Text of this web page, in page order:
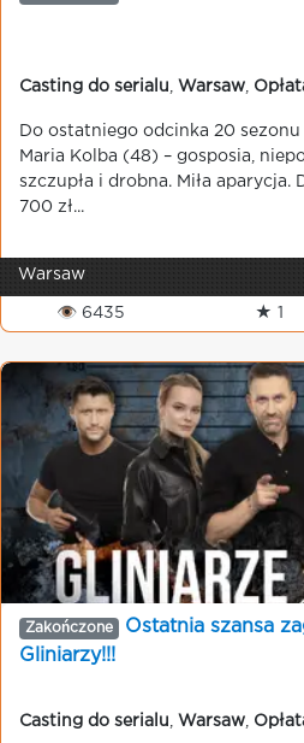
Casting do serialu Warsaw
Do ostatniego odcinka 20 sezonu
Maria Kolba (48) – gosposia,
szczupła i drobna. Miła aparycja.
700 zł...
Warsaw
👁 6435 ★ 1
Zakończone
Ostatnia szansa
Gliniarzy!!!
Casting do serialu Warsaw